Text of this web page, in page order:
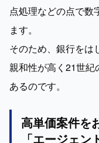
点処理などの点で数
ます。
そのため、銀行をは
親和性が高く21世紀
あるのです。
高単価案件を
「エージェ